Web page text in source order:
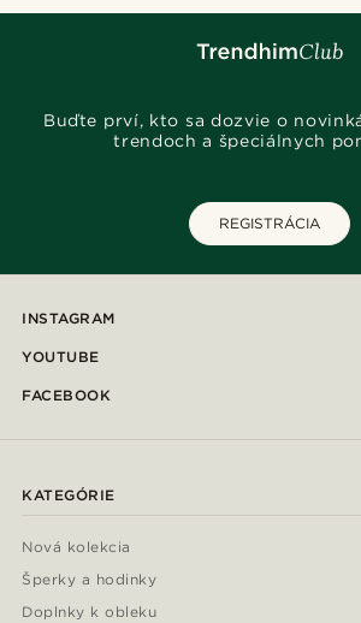
Buďte prví, kto sa dozvie o
trendoch a špeciálnych
REGISTRÁCIA
INSTAGRAM
YOUTUBE
FACEBOOK
KATEGÓRIE
Nová kolekcia
Šperky a hodinky
Doplnky k obleku